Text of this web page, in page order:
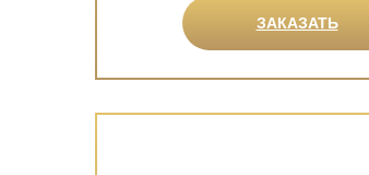
ЗАКАЗАТЬ